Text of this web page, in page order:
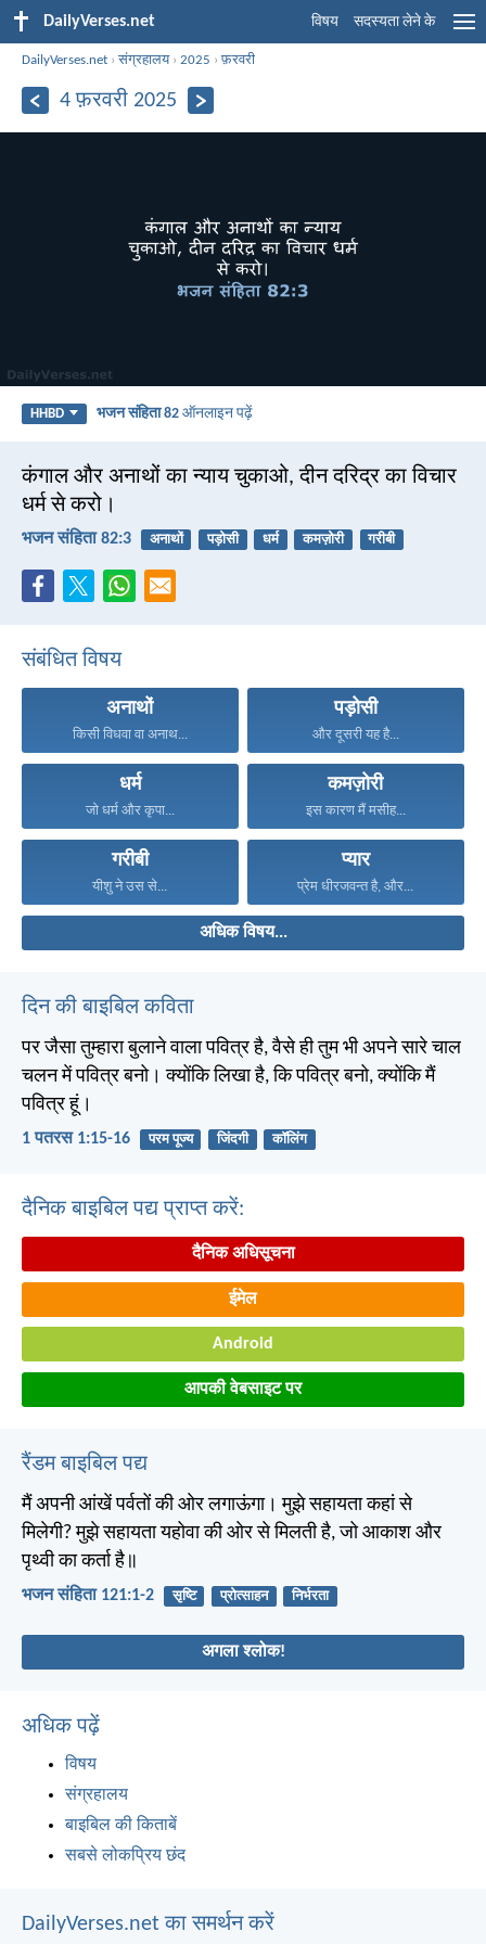
DailyVerses.net विषय सदस्यता लेने के
DailyVerses.net ›संग्रहालय›2025 ›फ़रवरी
4 फ़रवरी 2025
HHBD भजन संहिता 82 ऑनलाइन पढ़ें
कंगाल और अनाथों का न्याय चुकाओ, दीन दरिद्र का विचार
धर्म से करो।
भजन संहिता 82:3 अनाथों पड़ोसी धर्म कमज़ोरी गरीबी
संबंधित विषय
अनाथों
किसी विधवा वा अनाथ...
पड़ोसी
और दूसरी यह है...
धर्म
जो धर्म और कृपा...
कमज़ोरी
इस कारण मैं मसीह...
गरीबी
यीशु ने उस से...
प्यार
प्रेम धीरजवन्त है, और...
अधिक विषय...
दिन की बाइबिल कविता
पर जैसा तुम्हारा बुलाने वाला पवित्र है, वैसे ही तुम भी अपने सारे चाल
चलन में पवित्र बनो। क्योंकि लिखा है, कि पवित्र बनो, क्योंकि मैं
पवित्र हूं।
1 पतरस 1:15-16 परम पूज्य जिंदगी कॉलिंग
दैनिक बाइबिल पद्य प्राप्त करें:
दैनिक अधिसूचना
ईमेल
Android
आपकी वेबसाइट पर
रैंडम बाइबिल पद्य
मैं अपनी आंखें पर्वतों की ओर लगाऊंगा। मुझे सहायता कहां से
मिलेगी? मुझे सहायता यहोवा की ओर से मिलती है, जो आकाश और
पृथ्वी का कर्ता है॥
भजन संहिता 121:1-2 सृष्टि प्रोत्साहन निर्भरता
अगला श्लोक!
अधिक पढ़ें
विषय
संग्रहालय
बाइबिल की किताबें
सबसे लोकप्रिय छंद
DailyVerses.net का समर्थन करें